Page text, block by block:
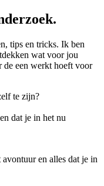
tips en tricks. Ik ben
wat voor jou
een werkt hoeft voor
te zijn?
dat je in het nu
en alles dat je in